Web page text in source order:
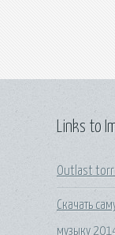
Links to
Outlast
Скачать
музыку